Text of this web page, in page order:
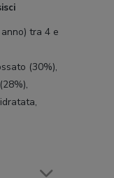
tra 4 e
(30%),